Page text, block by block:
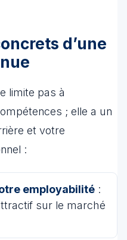
d’une
limite pas à
; elle a un
et votre
:
employabilité :
sur le marché